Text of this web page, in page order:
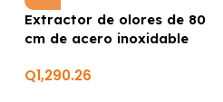
Extractor de olores de 80
cm de acero inoxidable
Q1,290.26